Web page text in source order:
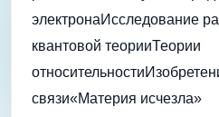
электронаИсследование
квантовой теорииТеории
связи«Материя исчезла»